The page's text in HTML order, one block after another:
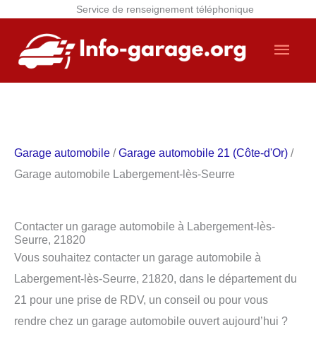
Service de renseignement téléphonique
contenu
Garage automobile /Garage automobile 21 (Côte-d'Or) /
Garage automobile Labergement-lès-Seurre
Contacter un garage automobile à Labergement-lès-
Seurre, 21820
Vous souhaitez contacter un garage automobile à
Labergement-lès-Seurre, 21820, dans le département du
21 pour une prise de RDV, un conseil ou pour vous
rendre chez un garage automobile ouvert aujourd’hui ?